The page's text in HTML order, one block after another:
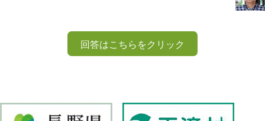
回答はこちらをクリック